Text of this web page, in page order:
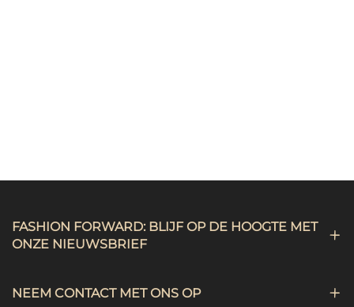
FASHION FORWARD: BLIJF OP DE HOOGTE MET
ONZE NIEUWSBRIEF
NEEM CONTACT MET ONS OP